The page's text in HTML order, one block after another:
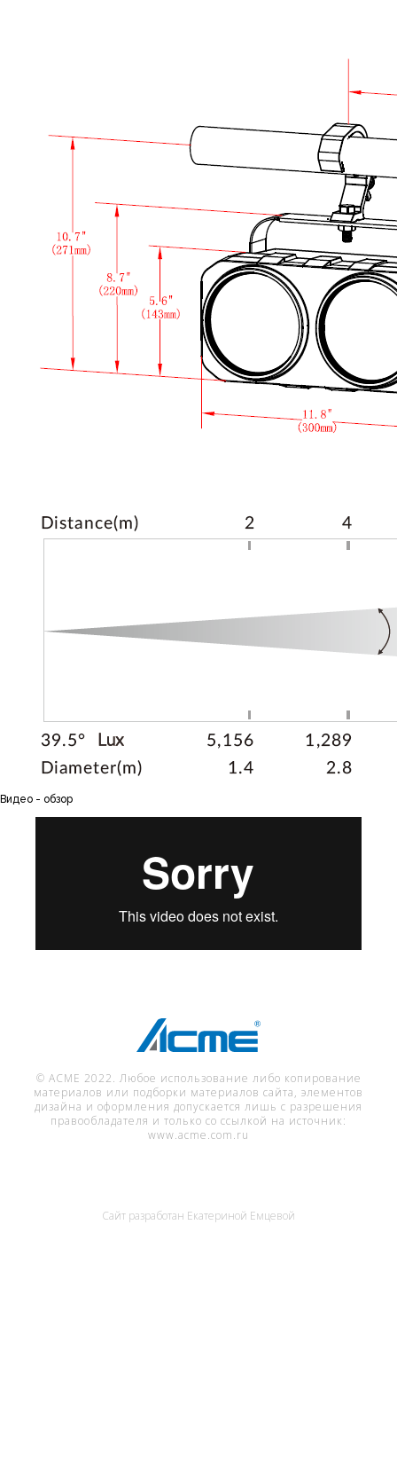
Видео - обзор
© ACME 2022. Любое использование либо копирование
материалов или подборки материалов сайта, элементов
дизайна и оформления допускается лишь с разрешения
правообладателя и только со ссылкой на источник:
www.acme.com.ru
Сайт разработан Екатериной Емцевой